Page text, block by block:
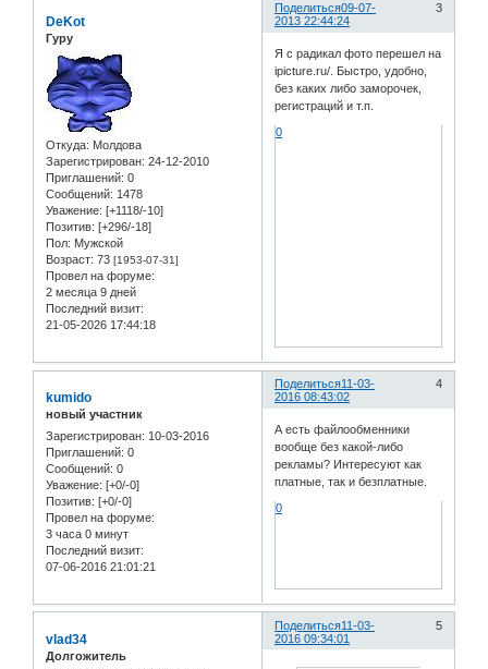
Поделиться 3
09-07-
2013 22:44:24
DeKot
Гуру
Откуда: Молдова
Зарегистрирован: 24-12-2010
Приглашений: 0
Сообщений: 1478
Уважение: [+1118/-10]
Позитив: [+296/-18]
Пол: Мужской
Возраст: 73 [1953-07-31]
Провел на форуме:
2 месяца 9 дней
Последний визит:
21-05-2026 17:44:18
Я с радикал фото перешел на
ipicture.ru/. Быстро, удобно,
без каких либо заморочек,
регистраций и т.п.
0
Поделиться 4
11-03-
2016 08:43:02
kumido
новый участник
Зарегистрирован: 10-03-2016
Приглашений: 0
Сообщений: 0
Уважение: [+0/-0]
Позитив: [+0/-0]
Провел на форуме:
3 часа 0 минут
Последний визит:
07-06-2016 21:01:21
А есть файлообменники
вообще без какой-либо
рекламы? Интересуют как
платные, так и безплатные.
0
Поделиться 5
11-03-
2016 09:34:01
vlad34
Долгожитель